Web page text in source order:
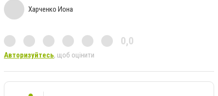
Харченко Иона
0,0
Авторизуйтесь, щоб оцінити